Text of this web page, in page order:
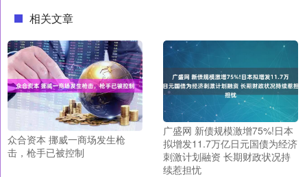
相关文章
众合资本 挪威一商场发生枪
击，枪手已被控制
广盛网 新债规模激增75%!日本
拟增发11.7万亿日元国债为经济
刺激计划融资 长期财政状况持
续惹担忧